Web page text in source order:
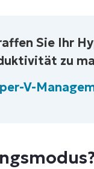
Sie Ihr
zu
V-